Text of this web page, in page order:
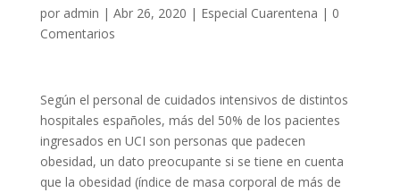
por admin | Abr 26, 2020 | Especial Cuarentena | 0
Comentarios
Según el personal de cuidados intensivos de distintos
hospitales españoles, más del 50% de los pacientes
ingresados en UCI son personas que padecen
obesidad, un dato preocupante si se tiene en cuenta
que la obesidad (índice de masa corporal de más de